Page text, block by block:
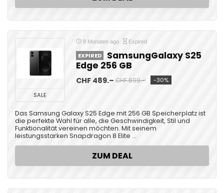
SALE
8 Monaten ago Expired
EXPIRED
SamsungGalaxy S25
Edge 256 GB
CHF 489.– CHF 699.-¹ -30%
Das Samsung Galaxy S25 Edge mit 256 GB Speicherplatz ist
die perfekte Wahl für alle, die Geschwindigkeit, Stil und
Funktionalität vereinen möchten. Mit seinem
leistungsstarken Snapdragon 8 Elite ...
ZUM DEAL